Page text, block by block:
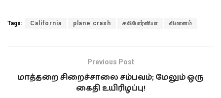
Tags: California plane crash கலிபோர்னியா விமானம்
Previous Post
மாத்தறை சிறைச்சாலை சம்பவம்; மேலும் ஒரு
கைதி உயிரிழப்பு!